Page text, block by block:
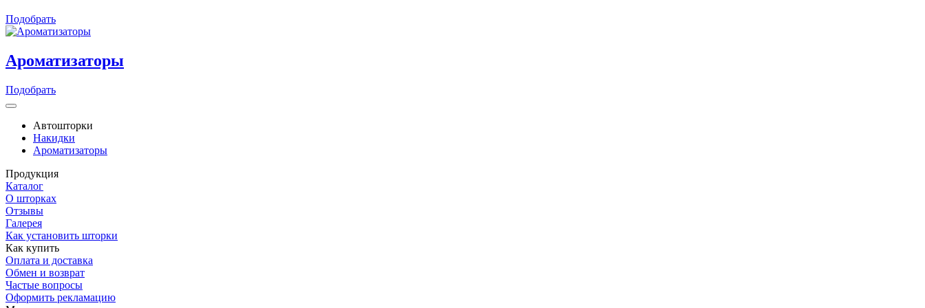
Подобрать
Ароматизаторы
Подобрать
Автошторки
Накидки
Ароматизаторы
Продукция
Каталог
О шторках
Отзывы
Галерея
Как установить шторки
Как купить
Оплата и доставка
Обмен и возврат
Частые вопросы
Оформить рекламацию